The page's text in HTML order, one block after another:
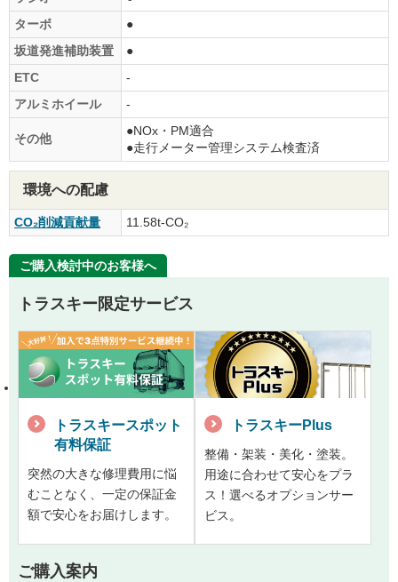
ターボ
●
坂道発進補助装置
●
ETC
-
アルミホイール
-
その他
●NOx・PM適合
●走行メーター管理システム検査済
環境への配慮
CO₂削減貢献量 11.58t-CO₂
ご購入検討中のお客様へ
トラスキー限定サービス
トラスキースポット
有料保証
突然の大きな修理費用に悩
むことなく、一定の保証金
額で安心をお届けします。
トラスキーPlus
整備・架装・美化・塗装。
用途に合わせて安心をプラ
ス！選べるオプションサー
ビス。
ご購入案内